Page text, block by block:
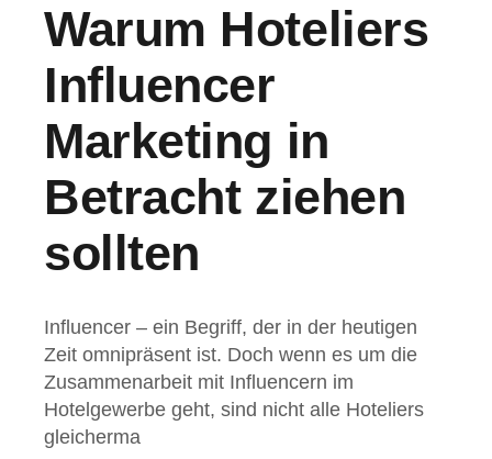
Warum Hoteliers
Influencer
Marketing in
Betracht ziehen
sollten
Influencer – ein Begriff, der in der heutigen
Zeit omnipräsent ist. Doch wenn es um die
Zusammenarbeit mit Influencern im
Hotelgewerbe geht, sind nicht alle Hoteliers
gleicherma